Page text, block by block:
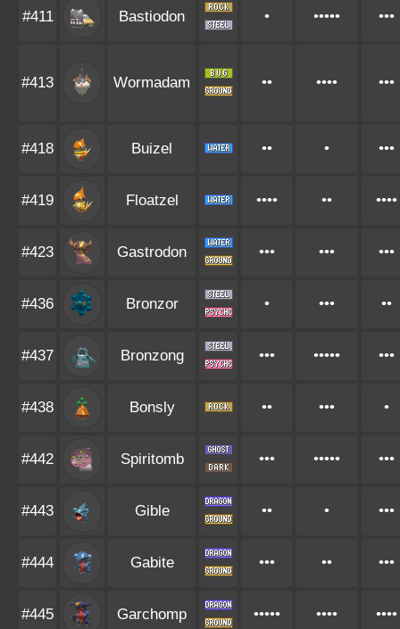
#411 Bastiodon • ••••• •••
#413 Wormadam •• •••• •••
#418 Buizel •• • •••
#419 Floatzel •••• •• ••••
#423 Gastrodon ••• ••• •••
#436 Bronzor • ••• ••
#437 Bronzong ••• ••••• •••
#438 Bonsly •• ••• •
#442 Spiritomb ••• ••••• •••
#443 Gible •• • •••
#444 Gabite ••• •• •••
#445 Garchomp ••••• •••• ••••